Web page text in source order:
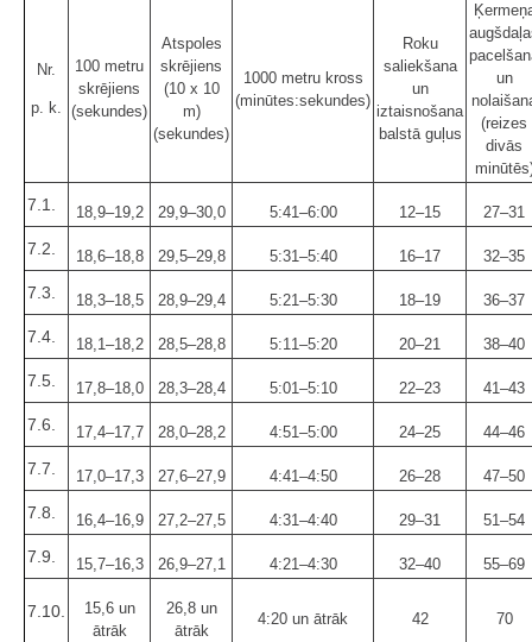
Nr.
p. k.
100 metru
skrējiens
(sekundes)
Atspoles
skrējiens
(10 x 10
m)
(sekundes)
1000 metru kross
(minūtes:sekundes)
Roku
saliekšana
un
iztaisnošana
balstā guļus
un
(reizes
divās
7.1. 18,9–19,2 29,9–30,0 5:41–6:00 12–15 27–31
7.2. 18,6–18,8 29,5–29,8 5:31–5:40 16–17 32–35
7.3. 18,3–18,5 28,9–29,4 5:21–5:30 18–19 36–37
7.4. 18,1–18,2 28,5–28,8 5:11–5:20 20–21 38–40
7.5. 17,8–18,0 28,3–28,4 5:01–5:10 22–23 41–43
7.6. 17,4–17,7 28,0–28,2 4:51–5:00 24–25 44–46
7.7. 17,0–17,3 27,6–27,9 4:41–4:50 26–28 47–50
7.8. 16,4–16,9 27,2–27,5 4:31–4:40 29–31 51–54
7.9. 15,7–16,3 26,9–27,1 4:21–4:30 32–40 55–69
7.10.
15,6 un
ātrāk
26,8 un
ātrāk
4:20 un ātrāk 42 70